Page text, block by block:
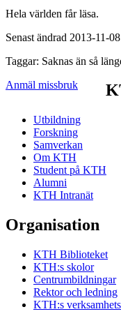
Hela världen får läsa.
Senast ändrad 2013-11-
Taggar: Saknas än så
Anmäl missbruk
Utbildning
Forskning
Samverkan
Om KTH
Student på KTH
Alumni
KTH Intranät
Organisation
KTH Biblioteket
KTH:s skolor
Centrumbildningar
Rektor och ledning
KTH:s